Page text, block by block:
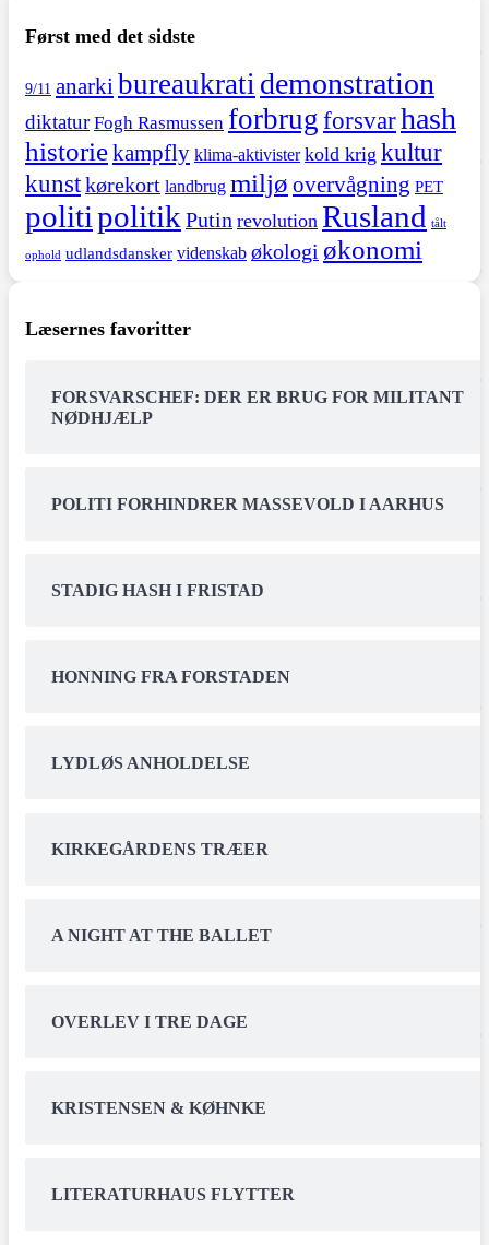
Først med det sidste
9/11 anarki bureaukrati demonstration
diktatur Fogh Rasmussen forbrugforsvarhash
historiekampfly klima-aktivister kold krig kultur
kunstkørekort landbrug miljø overvågning PET
politipolitik Putin revolution Rusland tålt
ophold udlandsdansker videnskab økologi økonomi
Læsernes favoritter
FORSVARSCHEF: DER ER BRUG FOR MILITANT
NØDHJÆLP
POLITI FORHINDRER MASSEVOLD I AARHUS
STADIG HASH I FRISTAD
HONNING FRA FORSTADEN
LYDLØS ANHOLDELSE
KIRKEGÅRDENS TRÆER
A NIGHT AT THE BALLET
OVERLEV I TRE DAGE
KRISTENSEN & KØHNKE
LITERATURHAUS FLYTTER